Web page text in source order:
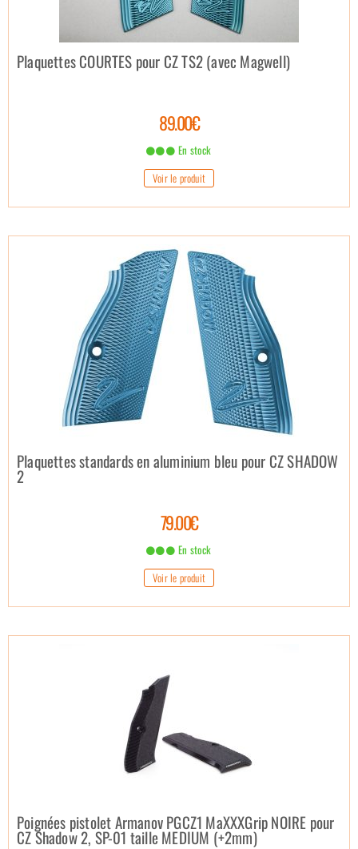
Plaquettes COURTES pour CZ TS2 (avec Magwell)
89.00€
En stock
Voir le produit
Plaquettes standards en aluminium bleu pour CZ SHADOW
2
79.00€
En stock
Voir le produit
Poignées pistolet Armanov PGCZ1 MaXXXGrip NOIRE pour
CZ Shadow 2, SP-01 taille MEDIUM (+2mm)